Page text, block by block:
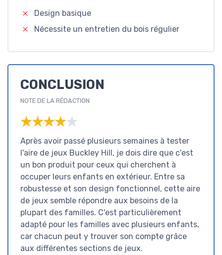
Design basique
Nécessite un entretien du bois régulier
CONCLUSION
NOTE DE LA RÉDACTION
★★★★★
★★★★★
Après avoir passé plusieurs semaines à tester
l'aire de jeux Buckley Hill, je dois dire que c'est
un bon produit pour ceux qui cherchent à
occuper leurs enfants en extérieur. Entre sa
robustesse et son design fonctionnel, cette aire
de jeux semble répondre aux besoins de la
plupart des familles. C'est particulièrement
adapté pour les familles avec plusieurs enfants,
car chacun peut y trouver son compte grâce
aux différentes sections de jeux.